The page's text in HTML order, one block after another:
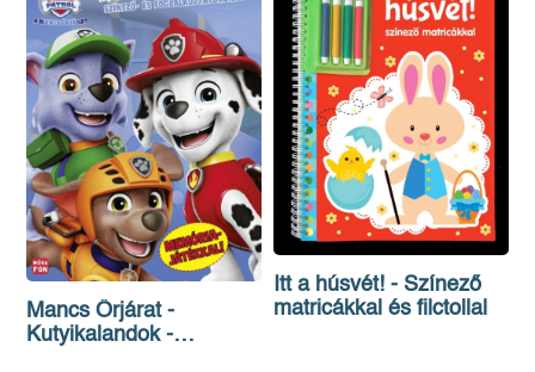
Mancs Őrjárat -
Kutyikalandok -
Itt a húsvét! - Színező
matricákkal és filctollal